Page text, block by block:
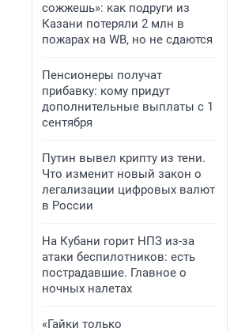
сожжешь»: как подруги из
Казани потеряли 2 млн в
пожарах на WB, но не сдаются
Пенсионеры получат
прибавку: кому придут
дополнительные выплаты с 1
сентября
Путин вывел крипту из тени.
Что изменит новый закон о
легализации цифровых валют
в России
На Кубани горит НПЗ из-за
атаки беспилотников: есть
пострадавшие. Главное о
ночных налетах
«Гайки только